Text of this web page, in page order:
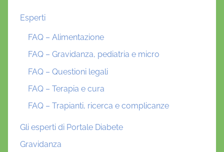
Esperti
FAQ – Alimentazione
FAQ – Gravidanza, pediatria e micro
FAQ – Questioni legali
FAQ – Terapia e cura
FAQ – Trapianti, ricerca e complicanze
Gli esperti di Portale Diabete
Gravidanza